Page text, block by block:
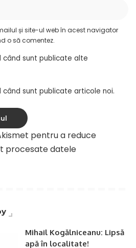
și site-ul web în acest navigator
o să comentez.
sunt publicate alte
sunt publicate articole noi.
pentru a reduce
procesate datele
Mihail Kogălniceanu: Lipsă
apă în localitate!